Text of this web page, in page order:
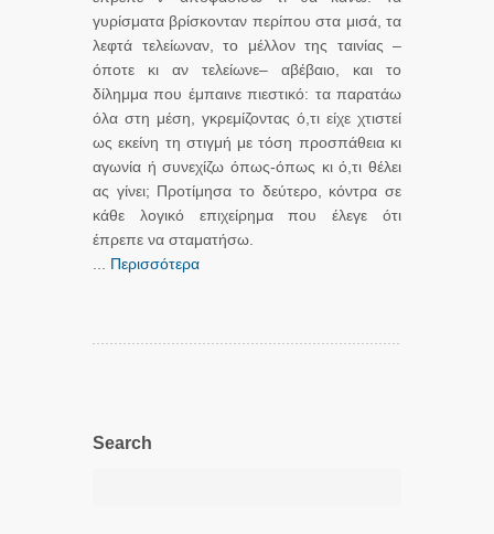
γυρίσματα βρίσκονταν περίπου στα μισά, τα
λεφτά τελείωναν, το μέλλον της ταινίας –
όποτε κι αν τελείωνε– αβέβαιο, και το
δίλημμα που έμπαινε πιεστικό: τα παρατάω
όλα στη μέση, γκρεμίζοντας ό,τι είχε χτιστεί
ως εκείνη τη στιγμή με τόση προσπάθεια κι
αγωνία ή συνεχίζω όπως-όπως κι ό,τι θέλει
ας γίνει; Προτίμησα το δεύτερο, κόντρα σε
κάθε λογικό επιχείρημα που έλεγε ότι
έπρεπε να σταματήσω.
Περισσότερα
Search